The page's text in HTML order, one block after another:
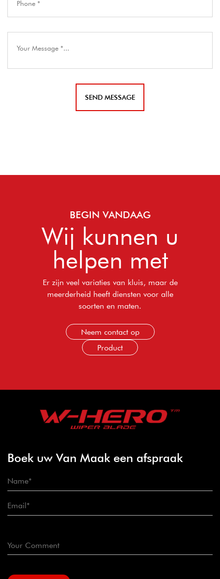
BEGIN VANDAAG
Wij kunnen u
helpen met
Er zijn veel variaties van kluis, maar de
meerderheid heeft diensten voor alle
soorten en maten.
Neem contact op
Product
Boek uw Van Maak een afspraak